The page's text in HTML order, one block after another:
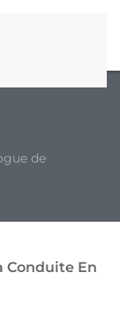
de
Conduite En